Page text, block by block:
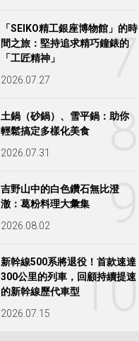
7
「SEIKO精工銀座博物館」的時
間之旅：堅持追求精巧鐘錶的
「工匠精神」
2026.07.27
8
土鍋（砂鍋）、雪平鍋：助你
輕鬆搞定多樣化美食
2026.07.31
9
吉野山中的白色鑽石無比澄
澈：葛粉料理大彙集
2026.08.02
10
新幹線500系將退役！首款速達
300公里的列車，回顧持續提速
的新幹線歷代車型
2026.07.15